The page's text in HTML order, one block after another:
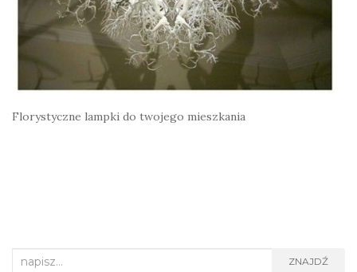
Florystyczne lampki do twojego mieszkania
Search
ZNAJDŹ